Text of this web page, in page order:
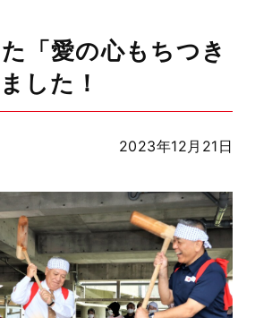
「愛の心もちつき
した！
2023年12月21日